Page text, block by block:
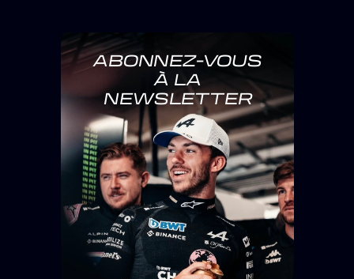
ABONNEZ-VOUS
À LA
NEWSLETTER